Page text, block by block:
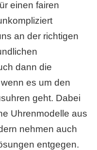
einen fairen
an der richtigen
dann die
es um den
geht. Dabei
Uhrenmodelle aus
nehmen auch
entgegen.